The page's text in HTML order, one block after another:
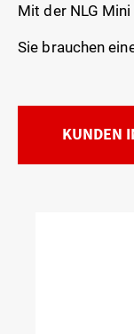
Mit der NLG
Sie brauchen
KUNDEN